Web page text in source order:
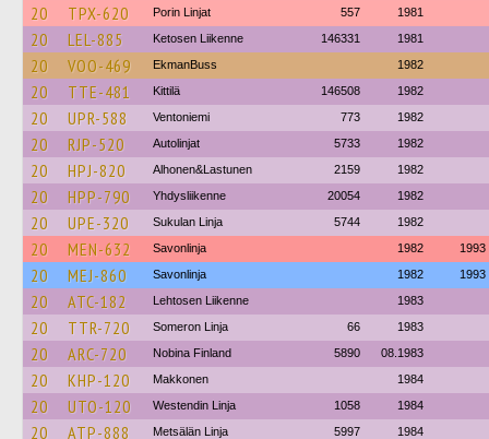
20 TPX-620 Porin Linjat 557 1981
20 LEL-885 Ketosen Liikenne 146331 1981
20 VOO-469 EkmanBuss 1982
20 TTE-481 Kittilä 146508 1982
20 UPR-588 Ventoniemi 773 1982
20 RJP-520 Autolinjat 5733 1982
20 HPJ-820 Alhonen&Lastunen 2159 1982
20 HPP-790 Yhdysliikenne 20054 1982
20 UPE-320 Sukulan Linja 5744 1982
20 MEN-632 Savonlinja 1982 1993
20 MEJ-860 Savonlinja 1982 1993
20 ATC-182 Lehtosen Liikenne 1983
20 TTR-720 Someron Linja 66 1983
20 ARC-720 Nobina Finland 5890 08.1983
20 KHP-120 Makkonen 1984
20 UTO-120 Westendin Linja 1058 1984
20 ATP-888 Metsälän Linja 5997 1984